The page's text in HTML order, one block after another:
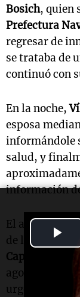
Bosich, quien
Prefectura
regresar de
se trataba de
continuó con
En la noche,
esposa
informándole
salud, y
información
El abogado
de la familia
Capital
agonía y
urgente que